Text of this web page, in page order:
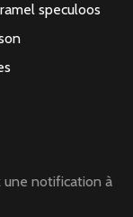
speculoos
une notification à